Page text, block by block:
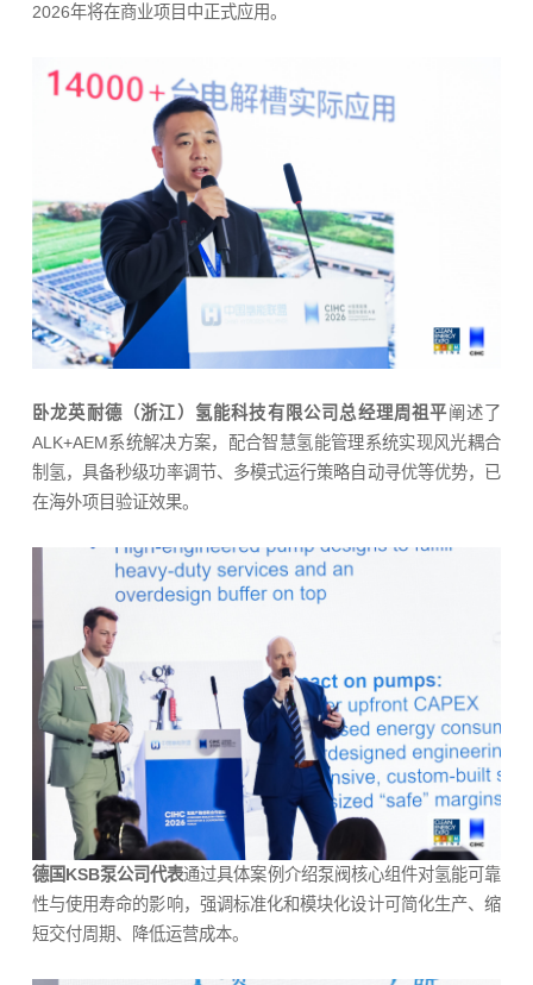
2026年将在商业项目中正式应用。
卧龙英耐德（浙江）氢能科技有限公司总经理周祖平阐述了
ALK+AEM系统解决方案，配合智慧氢能管理系统实现风光耦合
制氢，具备秒级功率调节、多模式运行策略自动寻优等优势，已
在海外项目验证效果。
德国KSB泵公司代表通过具体案例介绍泵阀核心组件对氢能可靠
性与使用寿命的影响，强调标准化和模块化设计可简化生产、缩
短交付周期、降低运营成本。